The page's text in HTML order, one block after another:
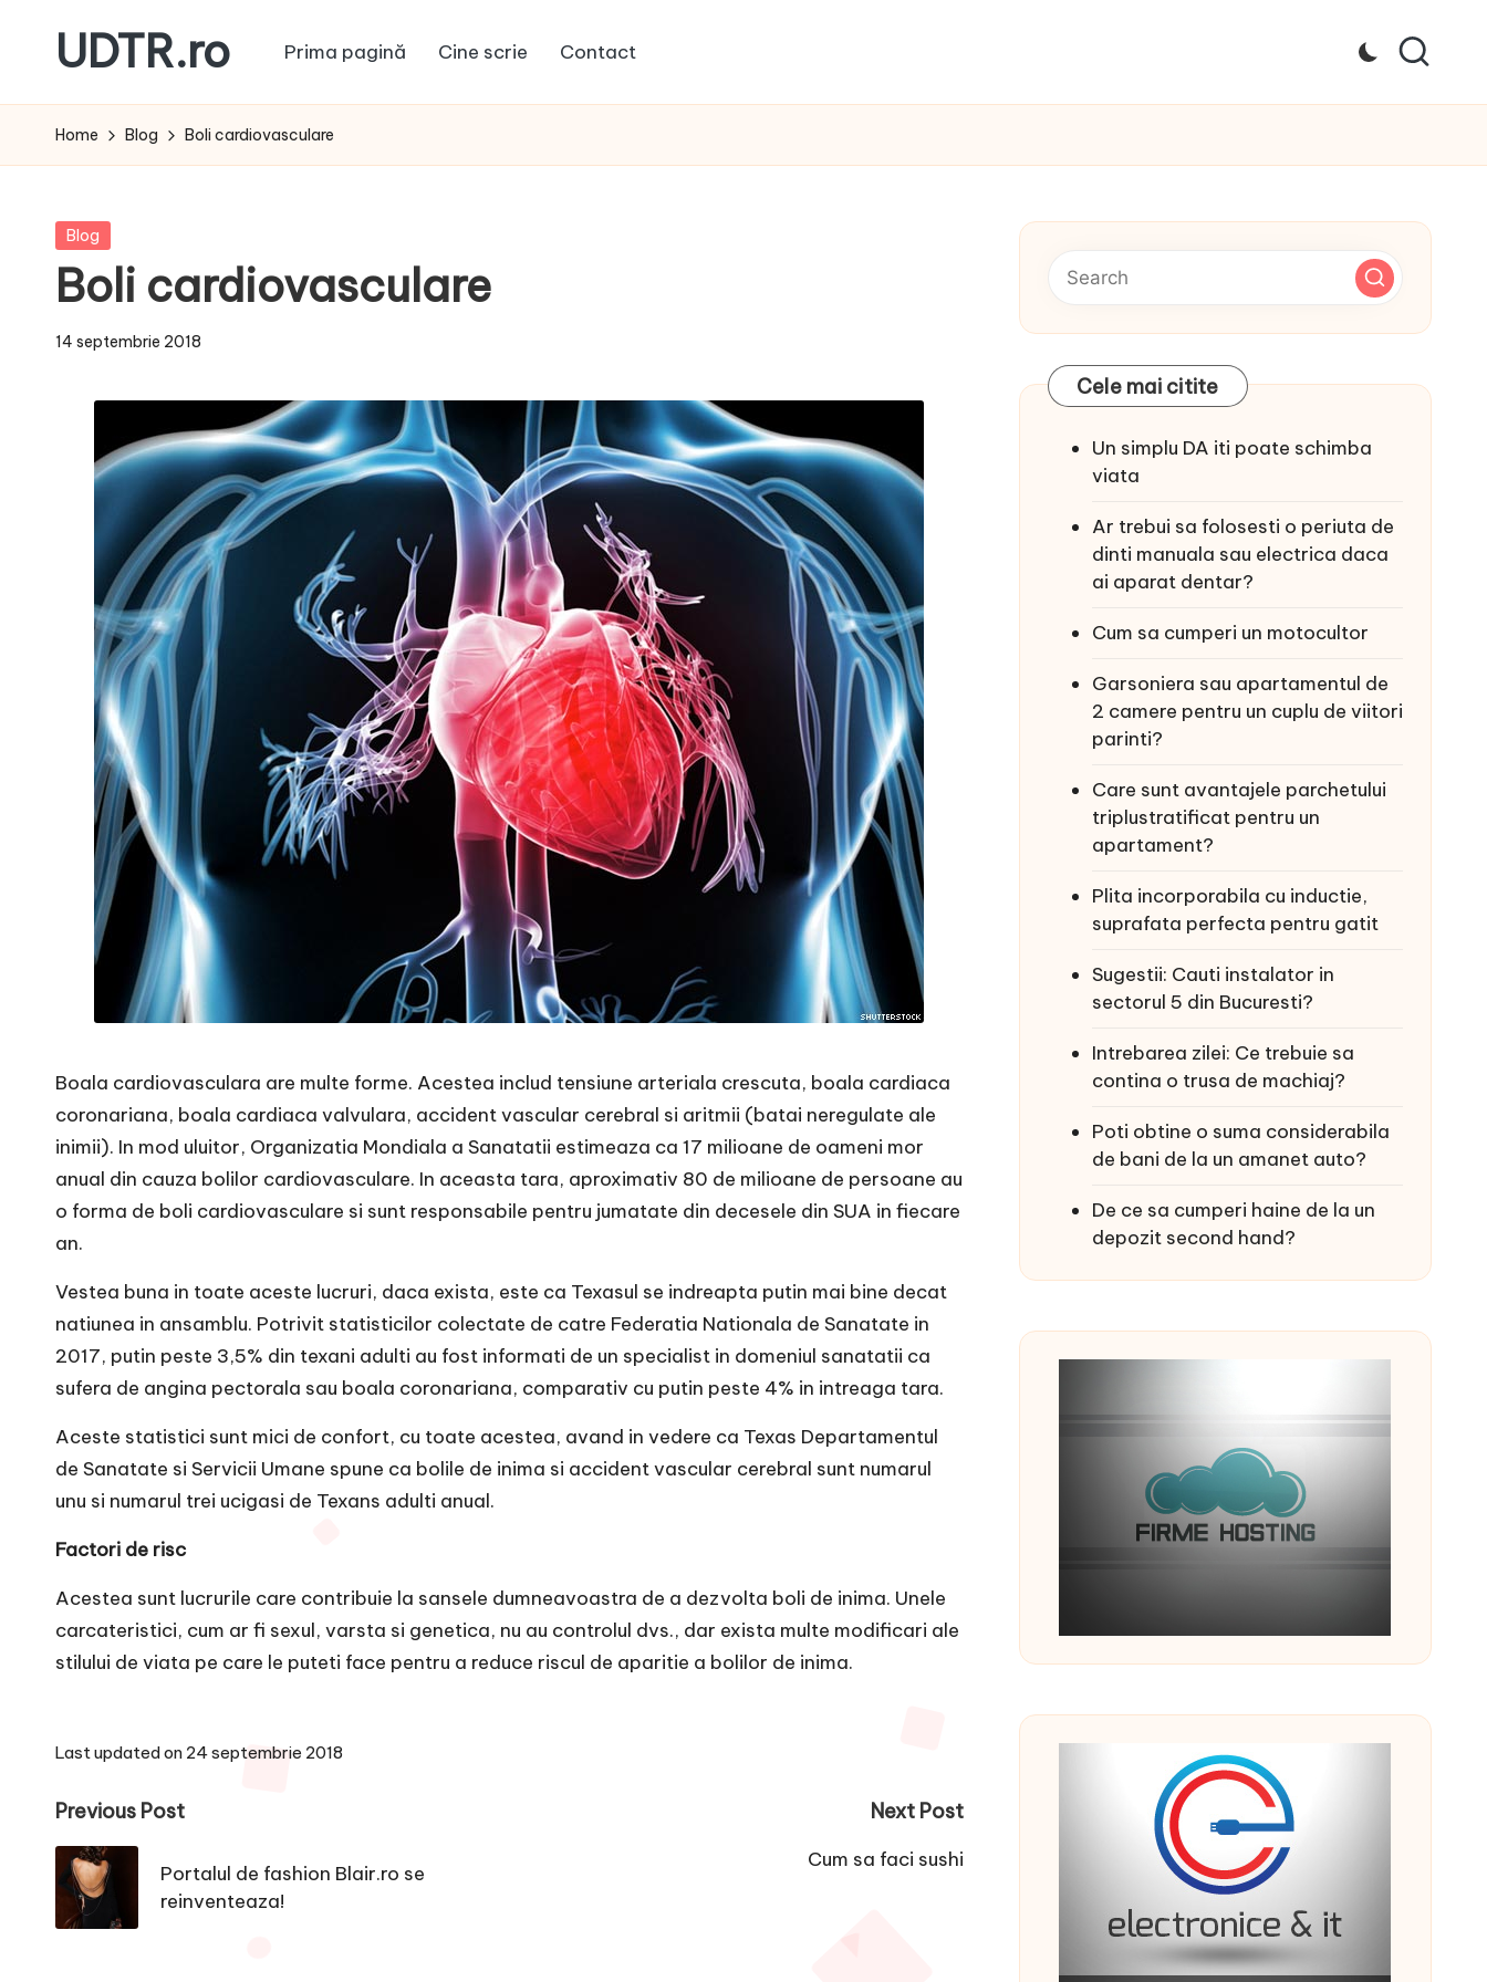
content
UDTR.ro
dorul
te
Prima pagină Cine scrie Contact
Home Blog Boli cardiovasculare
Posted
Blog
Boli cardiovasculare
14 septembrie 2018
Boala cardiovasculara are multe forme. Acestea includ tensiune arteriala crescuta, boala cardiaca
coronariana, boala cardiaca valvulara, accident vascular cerebral si aritmii (batai neregulate ale
inimii). In mod uluitor, Organizatia Mondiala a Sanatatii estimeaza ca 17 milioane de oameni mor
anual din cauza bolilor cardiovasculare. In aceasta tara, aproximativ 80 de milioane de persoane au
o forma de boli cardiovasculare si sunt responsabile pentru jumatate din decesele din SUA in fiecare
an.
Vestea buna in toate aceste lucruri, daca exista, este ca Texasul se indreapta putin mai bine decat
natiunea in ansamblu. Potrivit statisticilor colectate de catre Federatia Nationala de Sanatate in
2017, putin peste 3,5% din texani adulti au fost informati de un specialist in domeniul sanatatii ca
sufera de angina pectorala sau boala coronariana, comparativ cu putin peste 4% in intreaga tara.
Aceste statistici sunt mici de confort, cu toate acestea, avand in vedere ca Texas Departamentul
de Sanatate si Servicii Umane spune ca bolile de inima si accident vascular cerebral sunt numarul
unu si numarul trei ucigasi de Texans adulti anual.
Factori de risc
Acestea sunt lucrurile care contribuie la sansele dumneavoastra de a dezvolta boli de inima. Unele
carcateristici, cum ar fi sexul, varsta si genetica, nu au controlul dvs., dar exista multe modificari ale
stilului de viata pe care le puteti face pentru a reduce riscul de aparitie a bolilor de inima.
Last updated on 24 septembrie 2018
Post
navigation
Previous Post
Portalul de fashion Blair.ro se
reinventeaza!
Next Post
Cum sa faci sushi
Cele mai citite
Un simplu DA iti poate schimba
viata
Ar trebui sa folosesti o periuta de
dinti manuala sau electrica daca
ai aparat dentar?
Cum sa cumperi un motocultor
Garsoniera sau apartamentul de
2 camere pentru un cuplu de viitori
parinti?
Care sunt avantajele parchetului
triplustratificat pentru un
apartament?
Plita incorporabila cu inductie,
suprafata perfecta pentru gatit
Sugestii: Cauti instalator in
sectorul 5 din Bucuresti?
Intrebarea zilei: Ce trebuie sa
contina o trusa de machiaj?
Poti obtine o suma considerabila
de bani de la un amanet auto?
De ce sa cumperi haine de la un
depozit second hand?